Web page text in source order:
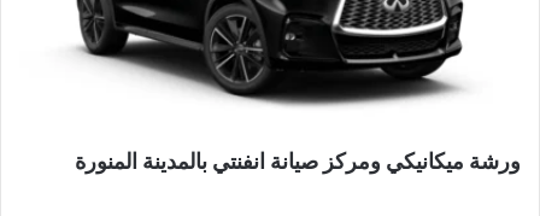
ورشة ميكانيكي ومركز صيانة انفنتي بالمدينة المنورة